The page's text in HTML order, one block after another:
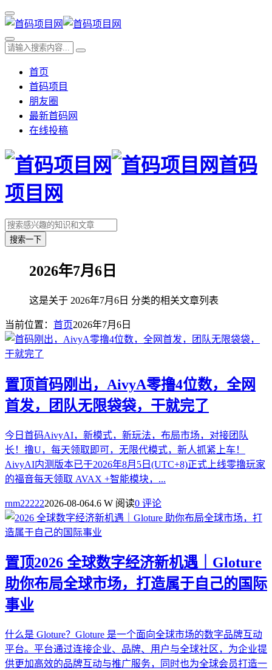
首页
首码项目
朋友圈
最新首码网
在线投稿
首码
项目网
搜索一下
2026年7月6日
这是关于 2026年7月6日 分类的相关文章列表
当前位置： 首页2026年7月6日
置顶首码刚出，AivyA零撸4位数，全网
首发，团队无限袋袋，干就完了
今日首码AivyAI，新模式，新玩法，布局市场，对接团队
长！撸U，每天领取即可，无限代模式，新人抓紧上车！
AivyAI内测版本已于2026年8月5日(UTC+8)正式上线零撸玩家
的福音每天领取 AVAX +智能模块，...
rnm222222026-08-064.6 W 阅读0 评论
置顶2026 全球数字经济新机遇｜Gloture
助你布局全球市场，打造属于自己的国际
事业
什么是 Gloture？Gloture 是一个面向全球市场的数字品牌互动
平台。平台通过连接企业、品牌、用户与全球社区，为企业提
供更加高效的品牌互动与推广服务，同时也为全球会员打造一